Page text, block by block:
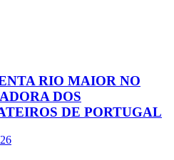
RIO MAIOR NO
DOS
DE PORTUGAL